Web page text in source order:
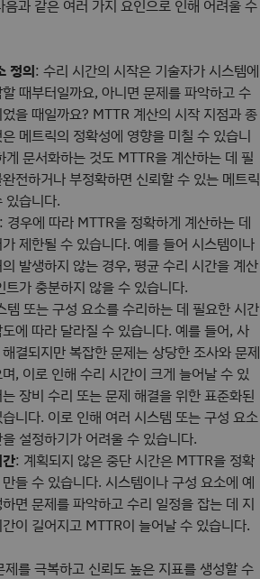
과 같은 여러 가지 요인으로 인해 어려울 수
정의: 수리 시간의 시작은 기술자가 시스템에
때부터일까요, 아니면 문제를 파악하고 수
을 때일까요? MTTR 계산의 시작 지점과 종
메트릭의 정확성에 영향을 미칠 수 있습니
게 문서화하는 것도 MTTR을 계산하는 데 필
전하거나 부정확하면 신뢰할 수 있는 메트릭
있습니다.
: 경우에 따라 MTTR을 정확하게 계산하는 데
제한될 수 있습니다. 예를 들어 시스템이나
발생하지 않는 경우, 평균 수리 시간을 계산
가 충분하지 않을 수 있습니다.
템 또는 구성 요소를 수리하는 데 필요한 시간
에 따라 달라질 수 있습니다. 예를 들어, 사
결되지만 복잡한 문제는 상당한 조사와 문제
, 이로 인해 수리 시간이 크게 늘어날 수 있
장비 수리 또는 문제 해결을 위한 표준화된
니다. 이로 인해 여러 시스템 또는 구성 요소
설정하기가 어려울 수 있습니다.
: 계획되지 않은 중단 시간은 MTTR을 정확
들 수 있습니다. 시스템이나 구성 요소에 예
면 문제를 파악하고 수리 일정을 잡는 데 지
이 길어지고 MTTR이 늘어날 수 있습니다.
를 극복하고 신뢰도 높은 지표를 생성할 수